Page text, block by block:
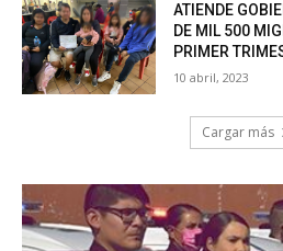
ATIENDE
DE MIL 500
PRIMER
10 abril, 2023
Cargar más